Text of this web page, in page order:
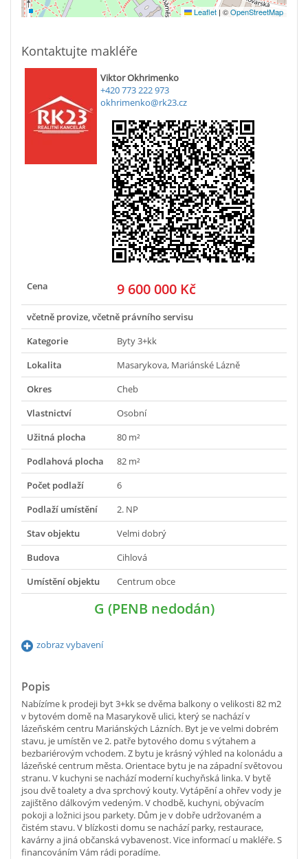
Leaflet | ©OpenStreetMap
Kontaktujte makléře
Viktor Okhrimenko
+420 773 222 973
okhrimenko@rk23.cz
Cena 9 600 000 Kč
včetně provize, včetně právního servisu
Kategorie
Byty 3+kk
Lokalita
Masarykova, Mariánské Lázně
Okres
Cheb
Vlastnictví
Osobní
Užitná plocha
80 m²
Podlahová plocha
82 m²
Počet podlaží
6
Podlaží umístění
2. NP
Stav objektu
Velmi dobrý
Budova
Cihlová
Umístění objektu
Centrum obce
G (PENB nedodán)
zobraz vybavení
Popis
Nabízíme k prodeji byt 3+kk se dvěma balkony o velikosti 82 m2
v bytovém domě na Masarykově ulici, který se nachází v
lázeňském centru Mariánských Lázních. Byt je ve velmi dobrém
stavu, je umístěn ve 2. patře bytového domu s výtahem a
bezbariérovým vchodem. Z bytu je krásný výhled na kolonádu a
lázeňské centrum města. Orientace bytu je na západní světovou
stranu. V kuchyni se nachází moderní kuchyňská linka. V bytě
jsou dvě toalety a dva sprchový kouty. Vytápění a ohřev vody je
zajištěno dálkovým vedeným. V chodbě, kuchyni, obývacím
pokoji a ložnici jsou parkety. Dům je v dobře udržovaném a
čistém stavu. V blízkosti domu se nachází parky, restaurace,
kavárny a jiná občanská vybavenost. Vice informací u makléře. S
financováním Vám rádi poradíme.